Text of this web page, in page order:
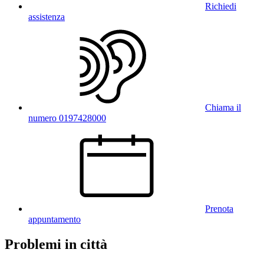
Richiedi
assistenza
Chiama il
numero 0197428000
Prenota
appuntamento
Problemi in città